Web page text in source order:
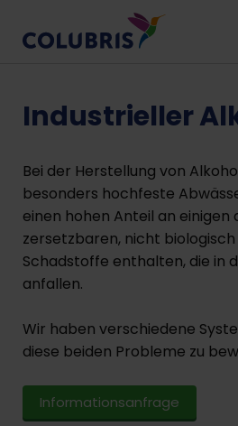
Industrieller
Bei der Herstellung von
besonders hochfeste
einen hohen Anteil an
zersetzbaren, nicht
Schadstoffe enthalten, die in
anfallen.
Wir haben verschiedene
diese beiden Probleme zu
Informationsanfrage